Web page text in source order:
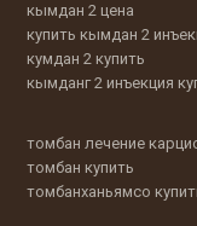
кымдан 2 цена
купить кымдан 2
кумдан 2 купить
кымданг 2 инъекция
томбан лечение
томбан купить
томбанханьямсо